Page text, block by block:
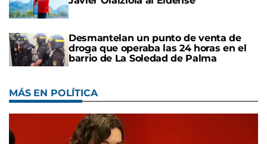
Desmantelan un punto de venta de
droga que operaba las 24 horas en el
barrio de La Soledad de Palma
MÁS EN POLÍTICA